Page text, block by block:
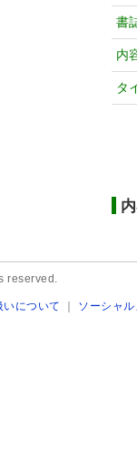
書
内
タ
reserved.
について ｜ ソーシャ